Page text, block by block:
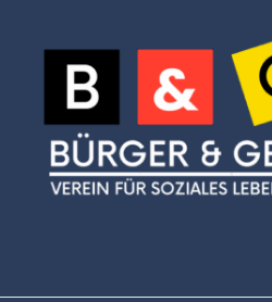
Inhalt
springen